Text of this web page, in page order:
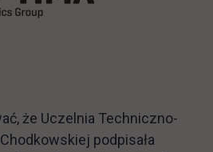
że Uczelnia Techniczno-
podpisała